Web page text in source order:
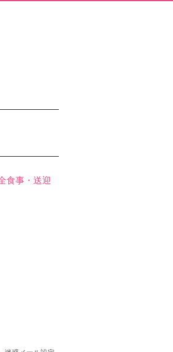
食事・送迎